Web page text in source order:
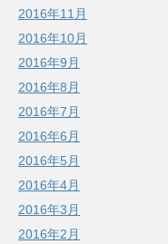
2016年11月
2016年10月
2016年9月
2016年8月
2016年7月
2016年6月
2016年5月
2016年4月
2016年3月
2016年2月